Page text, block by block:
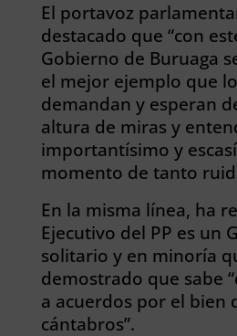
El portavoz
destacado que “con
Gobierno de Buruaga
el mejor ejemplo que
demandan y esperan
altura de miras y
importantísimo y
momento de tanto
En la misma línea, ha
Ejecutivo del PP es un
solitario y en minoría
demostrado que sabe
a acuerdos por el bien
cántabros”.